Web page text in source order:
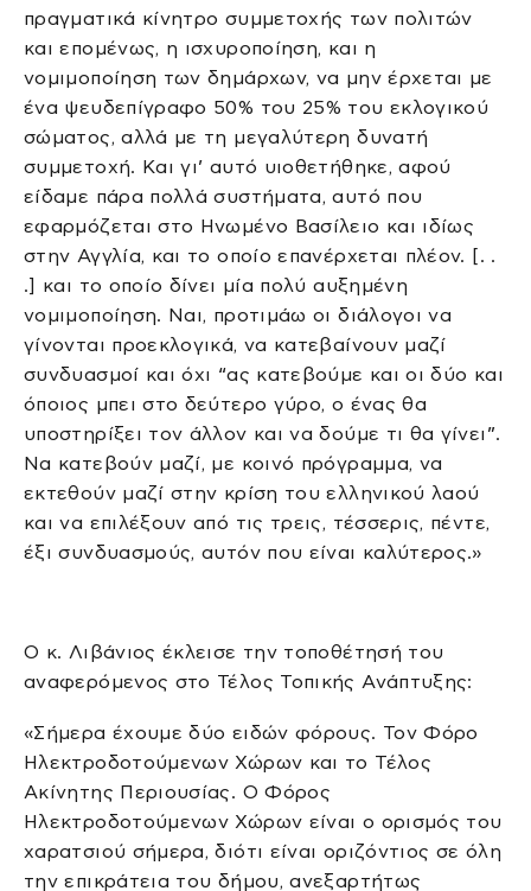
πραγματικά κίνητρο συμμετοχής των πολιτών
και επομένως, η ισχυροποίηση, και η
νομιμοποίηση των δημάρχων, να μην έρχεται με
ένα ψευδεπίγραφο 50% του 25% του εκλογικού
σώματος, αλλά με τη μεγαλύτερη δυνατή
συμμετοχή. Και γι’ αυτό υιοθετήθηκε, αφού
είδαμε πάρα πολλά συστήματα, αυτό που
εφαρμόζεται στο Ηνωμένο Βασίλειο και ιδίως
στην Αγγλία, και το οποίο επανέρχεται πλέον. [. .
.] και το οποίο δίνει μία πολύ αυξημένη
νομιμοποίηση. Ναι, προτιμάω οι διάλογοι να
γίνονται προεκλογικά, να κατεβαίνουν μαζί
συνδυασμοί και όχι “ας κατεβούμε και οι δύο και
όποιος μπει στο δεύτερο γύρο, ο ένας θα
υποστηρίξει τον άλλον και να δούμε τι θα γίνει”.
Να κατεβούν μαζί, με κοινό πρόγραμμα, να
εκτεθούν μαζί στην κρίση του ελληνικού λαού
και να επιλέξουν από τις τρεις, τέσσερις, πέντε,
έξι συνδυασμούς, αυτόν που είναι καλύτερος.»
Ο κ. Λιβάνιος έκλεισε την τοποθέτησή του
αναφερόμενος στο Τέλος Τοπικής Ανάπτυξης:
«Σήμερα έχουμε δύο ειδών φόρους. Τον Φόρο
Ηλεκτροδοτούμενων Χώρων και το Τέλος
Ακίνητης Περιουσίας. Ο Φόρος
Ηλεκτροδοτούμενων Χώρων είναι ο ορισμός του
χαρατσιού σήμερα, διότι είναι οριζόντιος σε όλη
την επικράτεια του δήμου, ανεξαρτήτως